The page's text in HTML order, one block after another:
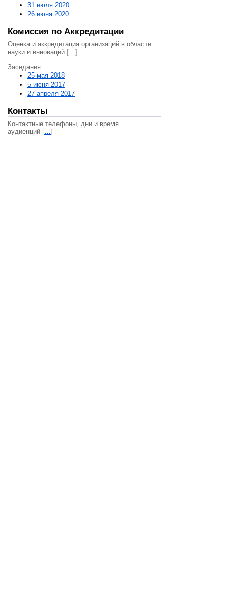
31 июля 2020
26 июня 2020
Комиссия по Аккредитации
Оценка и аккредитация организаций в области
науки и инноваций […]
Заседания:
25 мая 2018
5 июня 2017
27 апреля 2017
Контакты
Контактные телефоны, дни и время
аудиенций […]